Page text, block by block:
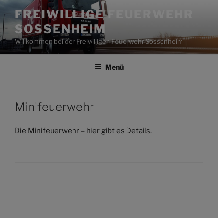
Zum
Inhalt
springen
FREIWILLIGE FEUERWEHR
SOSSENHEIM
Willkommen bei der Freiwilligen Feuerwehr Sossenheim
Menü
Minifeuerwehr
Die Minifeuerwehr – hier gibt es Details.